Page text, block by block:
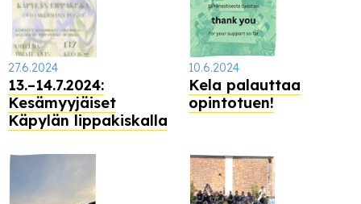
27.6.2024
13.–14.7.2024:
Kesämyyjäiset
Käpylän lippakiskalla
10.6.2024
Kela palauttaa
opintotuen!